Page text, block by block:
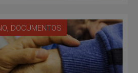
, DOCUMENTOS